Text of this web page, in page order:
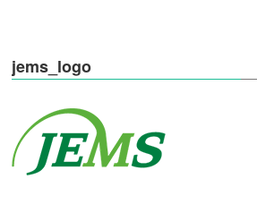
jems_logo